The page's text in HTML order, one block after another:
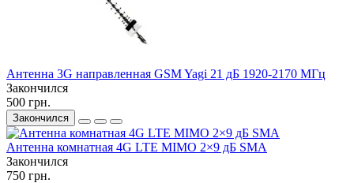
Антенна 3G направленная GSM Yagi 21 дБ 1920-2170 МГц
Закончился
500 грн.
Закончился
Антенна комнатная 4G LTE MIMO 2×9 дБ SMA
Закончился
750 грн.